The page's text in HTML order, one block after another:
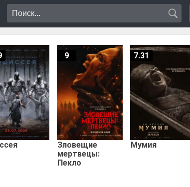
Зловещие
мертвецы:
Пекло
9
Мумия
7.31